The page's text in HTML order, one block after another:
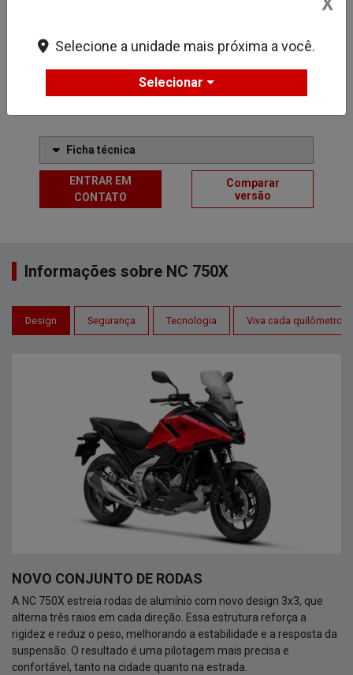
Freio a disco dianteiro duplo
Lanterna e Farol em LED
Ficha técnica
ENTRAR EM
CONTATO
Comparar
versão
Informações sobre NC 750X
Design Segurança Tecnologia Viva cada quilômetro
NOVO CONJUNTO DE RODAS
A NC 750X estreia rodas de alumínio com novo design 3x3, que
alterna três raios em cada direção. Essa estrutura reforça a
rigidez e reduz o peso, melhorando a estabilidade e a resposta da
suspensão. O resultado é uma pilotagem mais precisa e
confortável, tanto na cidade quanto na estrada.
Selecione a unidade mais próxima a você.
Selecionar